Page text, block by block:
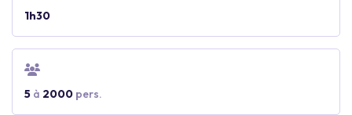
1h30
5 à 2000 pers.